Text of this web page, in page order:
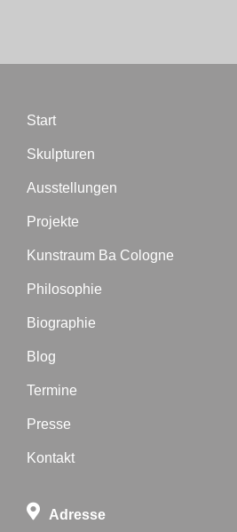
Start
Skulpturen
Ausstellungen
Projekte
Kunstraum Ba Cologne
Philosophie
Biographie
Blog
Termine
Presse
Kontakt
Adresse